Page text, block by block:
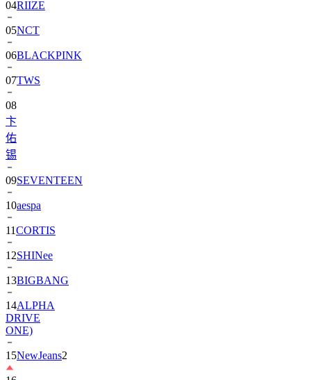
05NCT
06BLACKPINK
07TWS
08
卞
佑
锡
09
10aespa
11CORTIS
12SHINee
13BIGBANG
14ALPHA
DRIVE
ONE)
15NewJeans
16
朴